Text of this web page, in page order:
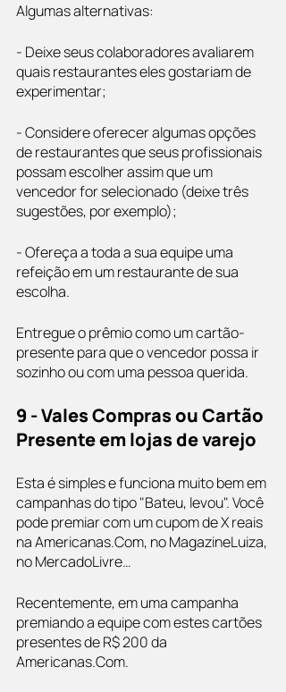
Algumas alternativas:
- Deixe seus colaboradores avaliarem
quais restaurantes eles gostariam de
experimentar;
- Considere oferecer algumas opções
de restaurantes que seus profissionais
possam escolher assim que um
vencedor for selecionado (deixe três
sugestões, por exemplo);
- Ofereça a toda a sua equipe uma
refeição em um restaurante de sua
escolha.
Entregue o prêmio como um cartão-
presente para que o vencedor possa ir
sozinho ou com uma pessoa querida.
9 - Vales Compras ou Cartão
Presente em lojas de varejo
Esta é simples e funciona muito bem em
campanhas do tipo "Bateu, levou". Você
pode premiar com um cupom de X reais
na Americanas.Com, no MagazineLuiza,
no MercadoLivre…
Recentemente, em uma campanha
premiando a equipe com estes cartões
presentes de R$ 200 da
Americanas.Com.